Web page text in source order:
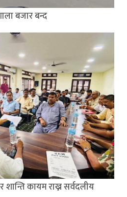
बजार बन्द
शान्ति कायम राख्न सर्वदलीय